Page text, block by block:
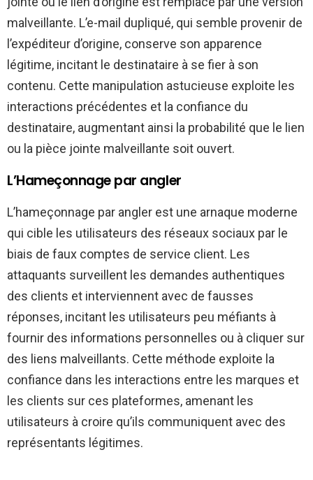
malveillante. L’e-mail dupliqué, qui semble provenir de
l’expéditeur d’origine, conserve son apparence
légitime, incitant le destinataire à se fier à son
contenu. Cette manipulation astucieuse exploite les
interactions précédentes et la confiance du
destinataire, augmentant ainsi la probabilité que le lien
ou la pièce jointe malveillante soit ouvert.
L’Hameçonnage par angler
L’hameçonnage par angler est une arnaque moderne
qui cible les utilisateurs des réseaux sociaux par le
biais de faux comptes de service client. Les
attaquants surveillent les demandes authentiques
des clients et interviennent avec de fausses
réponses, incitant les utilisateurs peu méfiants à
fournir des informations personnelles ou à cliquer sur
des liens malveillants. Cette méthode exploite la
confiance dans les interactions entre les marques et
les clients sur ces plateformes, amenant les
utilisateurs à croire qu’ils communiquent avec des
représentants légitimes.